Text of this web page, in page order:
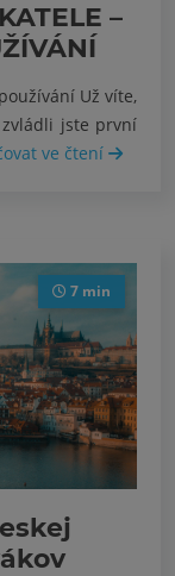
–
Už víte,
jste první
ve čtení
7 min